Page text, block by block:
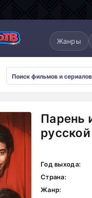
Жанры
Парень
Год выхода:
Страна:
Жанр:
2026